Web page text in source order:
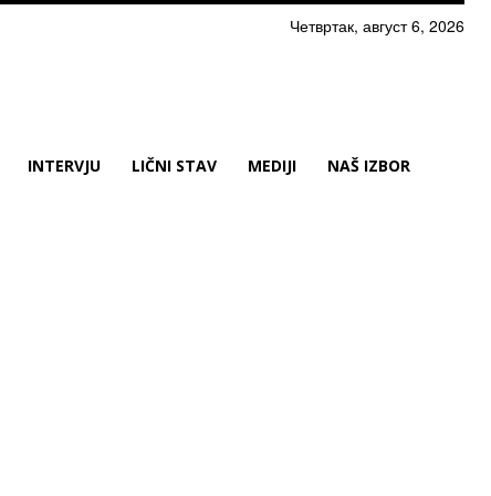
Четвртак, август 6, 2026
INTERVJU LIČNI STAV MEDIJI NAŠ IZBOR